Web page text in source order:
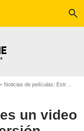
search
Noticias de películas: Estreno de película
un video